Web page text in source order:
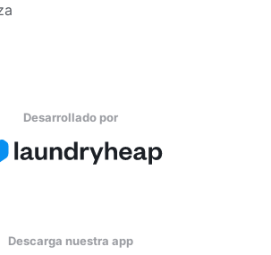
Desarrollado por
Descarga nuestra app